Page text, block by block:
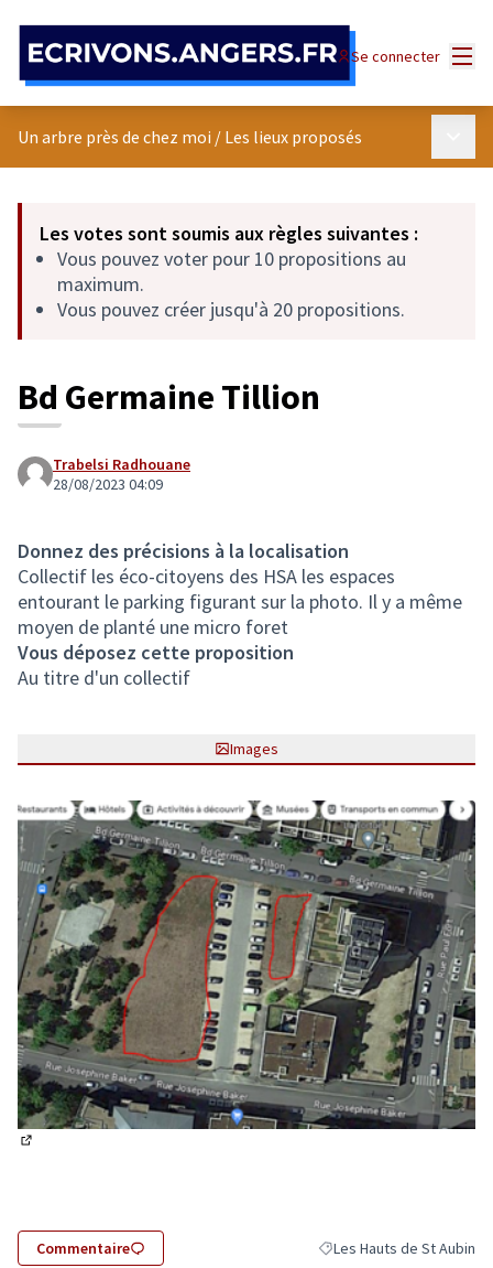
Se connecter
Un arbre près de chez moi / Les lieux proposés
Les votes sont soumis aux règles suivantes :
Vous pouvez voter pour 10 propositions au
maximum.
Vous pouvez créer jusqu'à 20 propositions.
Bd Germaine Tillion
Trabelsi Radhouane
28/08/2023 04:09
Donnez des précisions à la localisation
Collectif les éco-citoyens des HSA les espaces
entourant le parking figurant sur la photo. Il y a même
moyen de planté une micro foret
Vous déposez cette proposition
Au titre d'un collectif
Images
Commentaire Filtrer les résultats pour
Les Hauts de St Aubin